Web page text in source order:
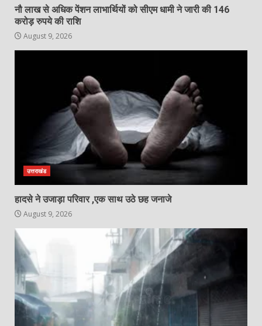
नौ लाख से अधिक पेंशन लाभार्थियों को सीएम धामी ने जारी की 146
करोड़ रुपये की राशि
August 9, 2026
उत्तराखंड
हादसे ने उजाड़ा परिवार ,एक साथ उठे छह जनाजे
August 9, 2026